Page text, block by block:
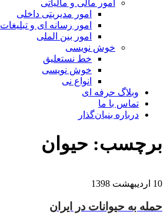
امور مالی و مالیاتی
امور مدیریتی داخلی
امور رسانه ای و تبلیغات
امور بین الملی
خوش نویسی
خط نستعلیق
خوش نویسی
انواع نی
وبلاگ حرفه ای
تماس با ما
درباره بنیان‌گذار
برچسب: حیوان
10 اردیبهشت 1398
حمله به حیوانات در ایران